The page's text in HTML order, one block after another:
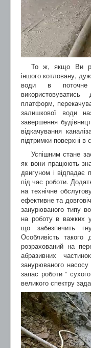
То ж, якщо Ви
іншого котловану,
води в поточне
платформ,
залишкової води
завершення
відкачування
підтримки поверхні в
Успішним стане
як вони працюють
двигуном і відпадає
під час роботи.
на технічне
ефективне та
занурюваного типу
на роботу в важких
що забезпечить
Особливість
розрахований на
абразивних
занурюваного насосу
запас роботи “
великого спектру